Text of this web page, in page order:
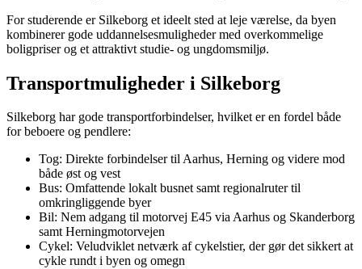
For studerende er Silkeborg et ideelt sted at leje værelse, da byen
kombinerer gode uddannelsesmuligheder med overkommelige
boligpriser og et attraktivt studie- og ungdomsmiljø.
Transportmuligheder i Silkeborg
Silkeborg har gode transportforbindelser, hvilket er en fordel både
for beboere og pendlere:
Tog: Direkte forbindelser til Aarhus, Herning og videre mod
både øst og vest
Bus: Omfattende lokalt busnet samt regionalruter til
omkringliggende byer
Bil: Nem adgang til motorvej E45 via Aarhus og Skanderborg
samt Herningmotorvejen
Cykel: Veludviklet netværk af cykelstier, der gør det sikkert at
cykle rundt i byen og omegn